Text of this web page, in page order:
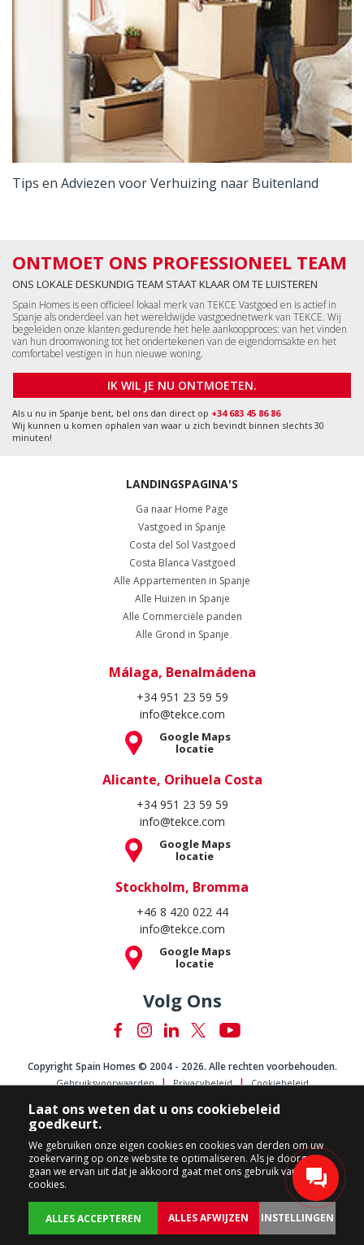
Tips en Adviezen voor Verhuizing naar Buitenland
ACHTER EIGENDOMMEN PERSONALISEER
ONTMOET ONS PROFESSIONEEL TEAM
ONS LOKALE DESKUNDIG TEAM STAAT KLAAR OM TE LUISTEREN
Spain Homes is een officieel lokaal merk van TEKCE Vastgoed en is actief in
Spanje als onderdeel van het wereldwijde vastgoednetwerk van TEKCE. Wij
begeleiden onze klanten gedurende het hele aankoopproces: van het vinden
van hun droomwoning tot het ondertekenen van de eigendomsakte en het
comfortabel vestigen in hun nieuwe woning.
IK WIL JE NU ONTMOETEN.
Als u nu in Spanje bent, bel ons dan direct op +34 683 45 86 86
Wij kunnen u komen ophalen van waar u zich bevindt binnen slechts 30
minuten!
LANDINGSPAGINA'S
Ga naar Home Page
Vastgoed in Spanje
Costa del Sol Vastgoed
Costa Blanca Vastgoed
Alle Appartementen in Spanje
Alle Huizen in Spanje
Alle Commerciële panden
Alle Grond in Spanje
Málaga, Benalmádena
+34 951 23 59 59
info@tekce.com
Google Maps
locatie
Alicante, Orihuela Costa
+34 951 23 59 59
info@tekce.com
Google Maps
locatie
Stockholm, Bromma
+46 8 420 022 44
info@tekce.com
Google Maps
locatie
Volg Ons
Copyright Spain Homes © 2004 - 2026. Alle rechten voorbehouden.
Gebruiksvoorwaarden Privacybeleid Cookiebeleid
Laat ons weten dat u ons cookiebeleid
goedkeurt.
We gebruiken onze eigen cookies en cookies van derden om uw
zoekervaring op onze website te optimaliseren. Als je doorgaat,
gaan we ervan uit dat je akkoord gaat met ons gebruik van
cookies.
ALLES ACCEPTEREN ALLES AFWIJZEN INSTELLINGEN